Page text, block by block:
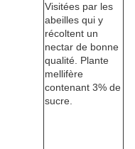
Visitées par les
abeilles qui y
récoltent un
nectar de bonne
qualité. Plante
mellifère
contenant 3% de
sucre.